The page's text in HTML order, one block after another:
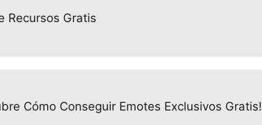
Recursos Gratis
Cómo Conseguir Emotes Exclusivos Gratis!